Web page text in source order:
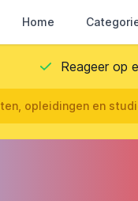
Home
Reageer op
opleidingen en